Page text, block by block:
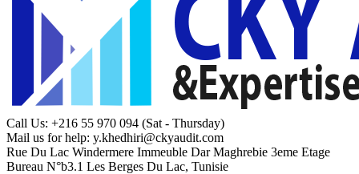
Call Us: +216 55 970 094 (Sat - Thursday)
Mail us for help: y.khedhiri@ckyaudit.com
Rue Du Lac Windermere Immeuble Dar Maghrebie 3eme Etage
Bureau N°b3.1 Les Berges Du Lac, Tunisie